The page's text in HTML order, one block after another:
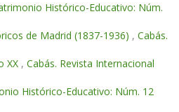
Histórico-Educativo: Núm.
de Madrid (1837-1936) , Cabás.
XX , Cabás. Revista Internacional
Histórico-Educativo: Núm. 12